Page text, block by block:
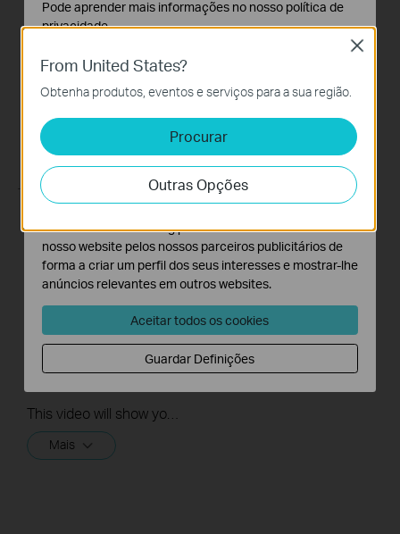
Quick Tips - How to
the Kasa App
This video will show you how to create a schedule for the device in the Kasa App.
Quick Tips - How to
Quick Tips - How to
Create a Group in
the Kasa App
Mais
From United States?
Obtenha produtos, eventos e serviços para a sua região.
Procurar
Outras Opções
Close
Pode aprender mais informações no nosso política de
privacidade.
Cookies Básicos
Os cookies são necessários para o funcionamento do
website e não podem ser desativados nos seus
Cookies de Análise e Marketing
Os cookies de analise permite-nos analisar as suas
atividades no nosso website para melhorar e ajustar a
funcionalidade do nosso website.
O cookies de marketing podem ser definidos através do
nosso website pelos nossos parceiros publicitários de
forma a criar um perfil dos seus interesses e mostrar-lhe
anúncios relevantes em outros websites.
Aceitar todos os cookies
Guardar Definições